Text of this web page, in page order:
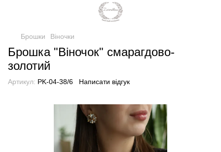
Брошки Віночки
Брошка "Віночок" смарагдово-
золотий
Артикул: PK-04-38/6 Написати відгук